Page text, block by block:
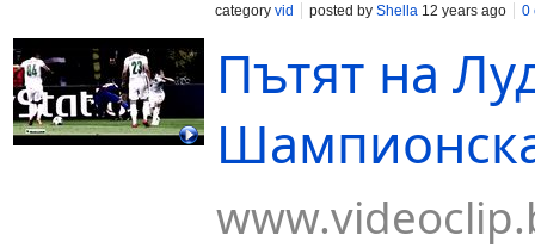
category vid posted by Shella 12 years ago 0
Пътят на